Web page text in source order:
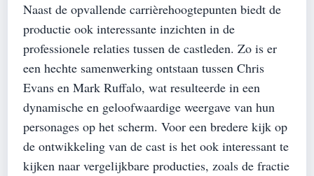
Naast de opvallende carrièrehoogtepunten biedt de
productie ook interessante inzichten in de
professionele relaties tussen de castleden. Zo is er
een hechte samenwerking ontstaan tussen Chris
Evans en Mark Ruffalo, wat resulteerde in een
dynamische en geloofwaardige weergave van hun
personages op het scherm. Voor een bredere kijk op
de ontwikkeling van de cast is het ook interessant te
kijken naar vergelijkbare producties, zoals de fractie